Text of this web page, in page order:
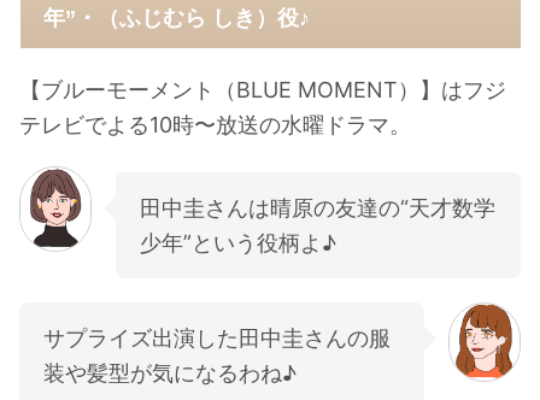
年”・（ふじむら しき）役♪
【ブルーモーメント（BLUE MOMENT）】はフジ
テレビでよる10時〜放送の水曜ドラマ。
田中圭さんは晴原の友達の“天才数学
少年”という役柄よ♪
サプライズ出演した田中圭さんの服
装や髪型が気になるわね♪